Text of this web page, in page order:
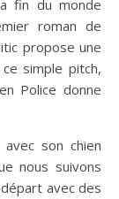
fin du monde
roman de
propose une
simple pitch,
Police donne
son chien
nous suivons
avec des